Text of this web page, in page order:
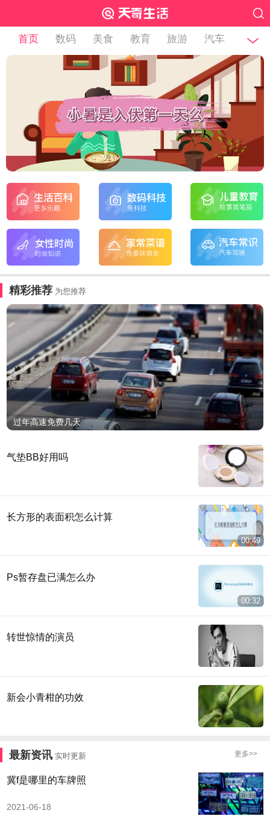
首页 数码 美食 教育 旅游 汽车
精彩推荐 为您推荐
过年高速免费几天
气垫BB好用吗
长方形的表面积怎么计算
00:49
Ps暂存盘已满怎么办
00:32
转世惊情的演员
新会小青柑的功效
最新资讯 实时更新 更多>>
冀f是哪里的车牌照
2021-06-18